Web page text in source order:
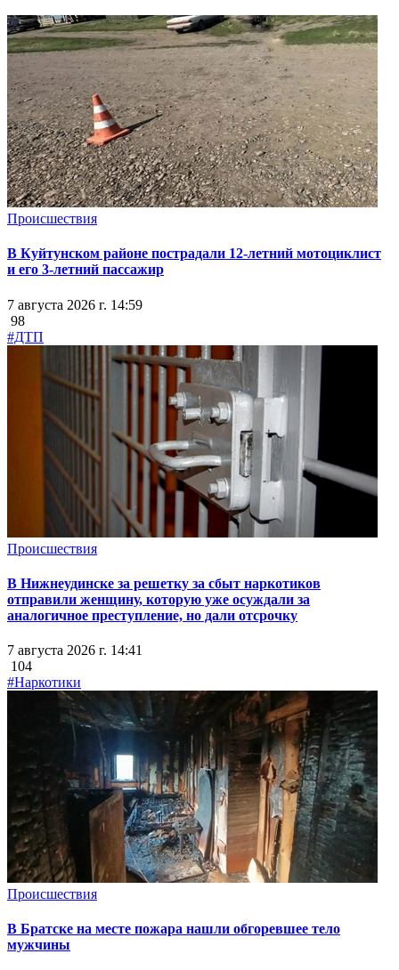
Происшествия
В Куйтунском районе пострадали 12-летний мотоциклист
и его 3-летний пассажир
7 августа 2026 г. 14:59
98
#ДТП
Происшествия
В Нижнеудинске за решетку за сбыт наркотиков
отправили женщину, которую уже осуждали за
аналогичное преступление, но дали отсрочку
7 августа 2026 г. 14:41
104
#Наркотики
Происшествия
В Братске на месте пожара нашли обгоревшее тело
мужчины